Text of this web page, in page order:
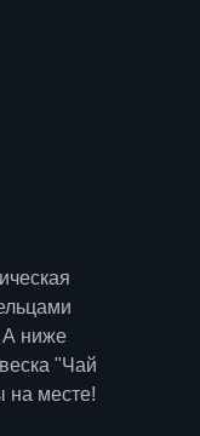
А ниже
"Чай
на месте!